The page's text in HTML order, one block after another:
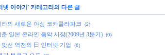
넷 이야기 ' 카테고리의 다른 글
라의 새로운 야심 코카콜라파크 (2)
춘 일본 온라인 음악 시장(2009년 3분기) (0)
맞선 역전의 日 인터넷 기업 (6)